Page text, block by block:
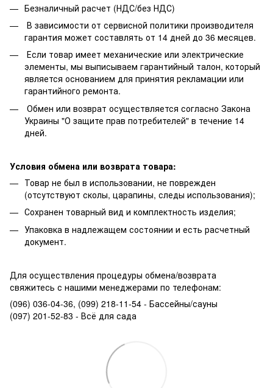
Безналичный расчет (НДС/без НДС)
В зависимости от сервисной политики производителя
гарантия может составлять от 14 дней до 36 месяцев.
Если товар имеет механические или электрические
элементы, мы выписываем гарантийный талон, который
является основанием для принятия рекламации или
гарантийного ремонта.
Обмен или возврат осуществляется согласно Закона
Украины "О защите прав потребителей" в течение 14
дней.
Условия обмена или возврата товара:
Товар не был в использовании, не поврежден
(отсутствуют сколы, царапины, следы использования);
Сохранен товарный вид и комплектность изделия;
Упаковка в надлежащем состоянии и есть расчетный
документ.
Для осуществления процедуры обмена/возврата
свяжитесь с нашими менеджерами по телефонам:
(096) 036-04-36, (099) 218-11-54 - Бассейны/сауны
(097) 201-52-83 - Всё для сада